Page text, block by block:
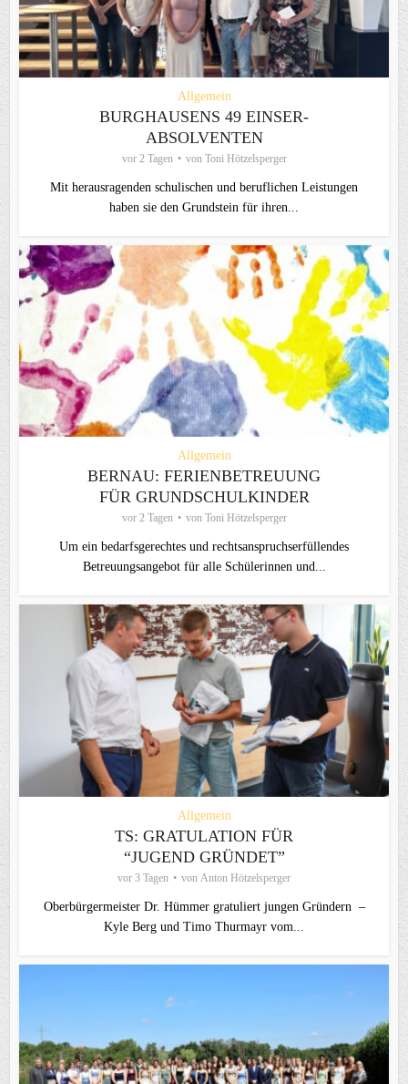
Allgemein
BURGHAUSENS 49 EINSER-
ABSOLVENTEN
vor 2 Tagen von Toni Hötzelsperger
Mit herausragenden schulischen und beruflichen Leistungen
haben sie den Grundstein für ihren...
Allgemein
BERNAU: FERIENBETREUUNG
FÜR GRUNDSCHULKINDER
vor 2 Tagen von Toni Hötzelsperger
Um ein bedarfsgerechtes und rechtsanspruchserfüllendes
Betreuungsangebot für alle Schülerinnen und...
Allgemein
TS: GRATULATION FÜR
“JUGEND GRÜNDET”
vor 3 Tagen von Anton Hötzelsperger
Oberbürgermeister Dr. Hümmer gratuliert jungen Gründern –
Kyle Berg und Timo Thurmayr vom...